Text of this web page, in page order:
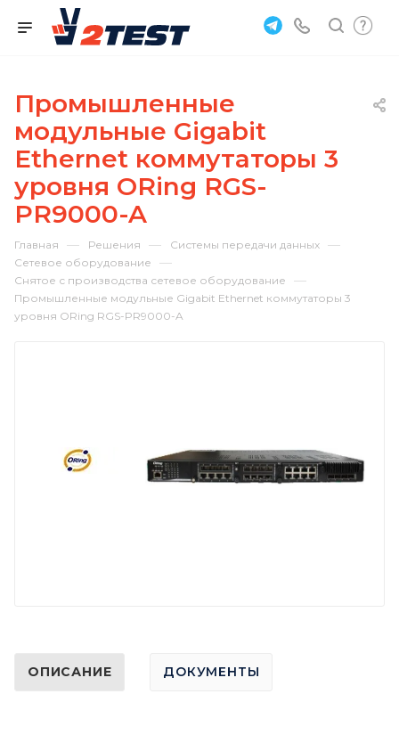
Промышленные
модульные Gigabit
Ethernet коммутаторы 3
уровня ORing RGS-
PR9000-A
Главная — Решения — Системы передачи данных —
Сетевое оборудование —
Снятое с производства сетевое оборудование —
Промышленные модульные Gigabit Ethernet коммутаторы 3
уровня ORing RGS-PR9000-A
ОПИСАНИЕ ДОКУМЕНТЫ